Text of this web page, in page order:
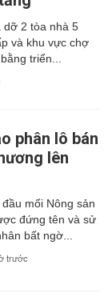
dỡ 2 tòa nhà 5
và khu vực chợ
triển...
phân lô bán
lên
mối Nông sản
đứng tên và sử
bất ngờ...
trước